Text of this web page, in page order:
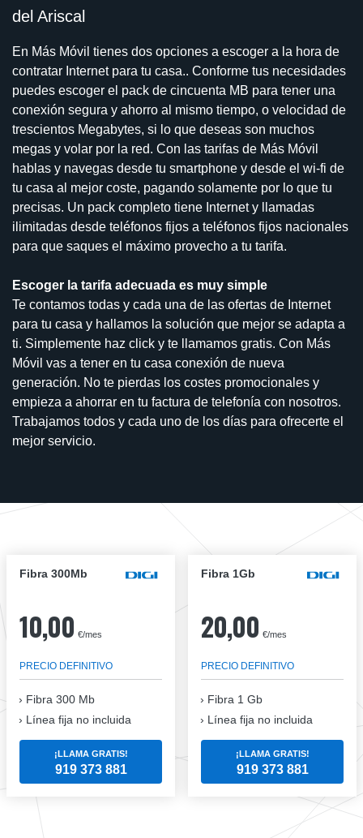
del Ariscal
En Más Móvil tienes dos opciones a escoger a la hora de
contratar Internet para tu casa.. Conforme tus necesidades
puedes escoger el pack de cincuenta MB para tener una
conexión segura y ahorro al mismo tiempo, o velocidad de
trescientos Megabytes, si lo que deseas son muchos
megas y volar por la red. Con las tarifas de Más Móvil
hablas y navegas desde tu smartphone y desde el wi-fi de
tu casa al mejor coste, pagando solamente por lo que tu
precisas. Un pack completo tiene Internet y llamadas
ilimitadas desde teléfonos fijos a teléfonos fijos nacionales
para que saques el máximo provecho a tu tarifa.
Escoger la tarifa adecuada es muy simple
Te contamos todas y cada una de las ofertas de Internet
para tu casa y hallamos la solución que mejor se adapta a
ti. Simplemente haz click y te llamamos gratis. Con Más
Móvil vas a tener en tu casa conexión de nueva
generación. No te pierdas los costes promocionales y
empieza a ahorrar en tu factura de telefonía con nosotros.
Trabajamos todos y cada uno de los días para ofrecerte el
mejor servicio.
Fibra 300Mb
10,00 €/mes
PRECIO DEFINITIVO
Fibra 300 Mb
Línea fija no incluida
¡LLAMA GRATIS!
919 373 881
Fibra 1Gb
20,00 €/mes
PRECIO DEFINITIVO
Fibra 1 Gb
Línea fija no incluida
¡LLAMA GRATIS!
919 373 881